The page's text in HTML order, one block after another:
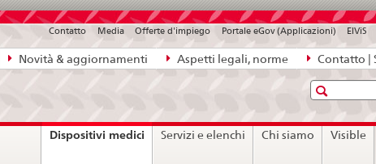
Navigazione
diretta:
Novità & aggiornamenti Aspetti legali, norme Contatto |
Contatto Media Offerte d'impiego Portale eGov (Applicazioni) ElViS
Ricerca
Dispositivi medici current
Servizi e elenchi Chi siamo Visible